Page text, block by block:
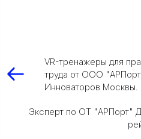
VR-тренажеры для
труда от ООО
Инноваторов Москвы.
Эксперт по ОТ "АРПорт"